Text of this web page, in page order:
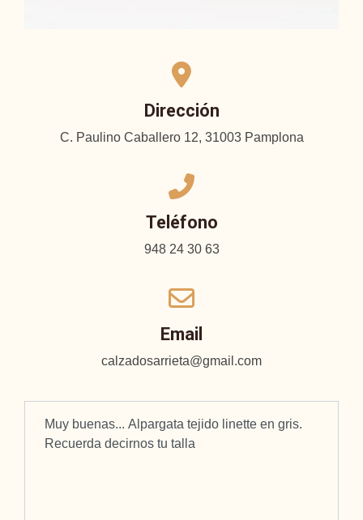
Dirección
C. Paulino Caballero 12, 31003 Pamplona
Teléfono
948 24 30 63
Email
calzadosarrieta@gmail.com